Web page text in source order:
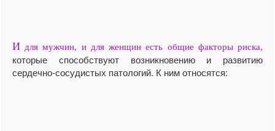
И для мужчин, и для женщин есть общие факторы риска,
которые способствуют возникновению и развитию
сердечно-сосудистых патологий. К ним относятся: